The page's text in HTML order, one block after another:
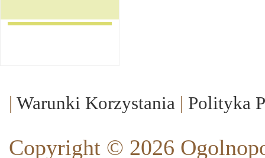
| Warunki Korzystania | Polityka
Copyright © 2026